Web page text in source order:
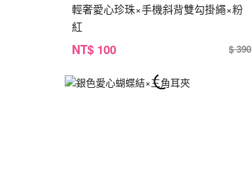
輕奢愛心珍珠×手機斜背雙勾掛繩×粉
紅
NT$ 100 $ 390